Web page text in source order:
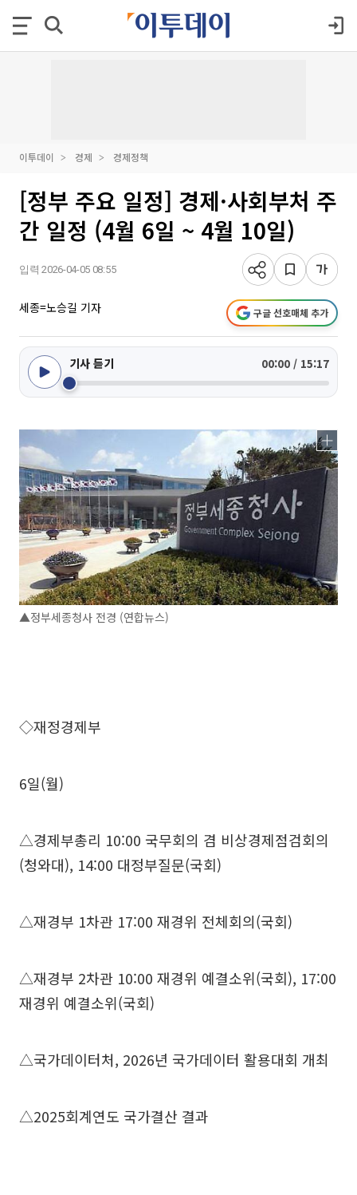
이투데이 경제 경제정책
[정부 주요 일정] 경제·사회부처 주
간 일정 (4월 6일 ~ 4월 10일)
입력 2026-04-05 08:55
세종=노승길 기자 구글 선호매체 추가
기사 듣기 00:00 / 15:17
▲정부세종청사 전경 (연합뉴스)
◇재정경제부
6일(월)
△경제부총리 10:00 국무회의 겸 비상경제점검회의
(청와대), 14:00 대정부질문(국회)
△재경부 1차관 17:00 재경위 전체회의(국회)
△재경부 2차관 10:00 재경위 예결소위(국회), 17:00
재경위 예결소위(국회)
△국가데이터처, 2026년 국가데이터 활용대회 개최
△2025회계연도 국가결산 결과